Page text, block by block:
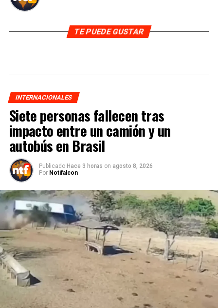
TE PUEDE GUSTAR
INTERNACIONALES
Siete personas fallecen tras
impacto entre un camión y un
autobús en Brasil
Publicado Hace 3 horas on agosto 8, 2026
Por Notifalcon